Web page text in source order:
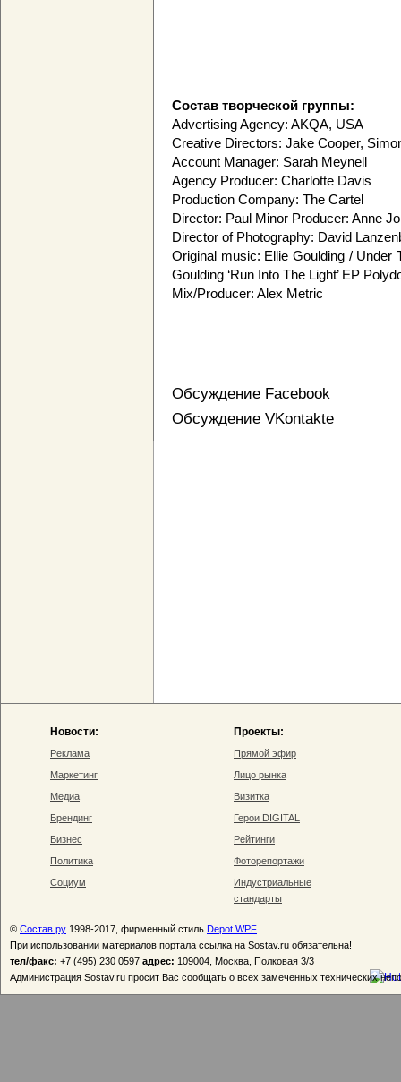
Состав творческой группы:
Advertising Agency: AKQA, USA
Creative Directors: Jake Cooper,
Account Manager: Sarah Meynell
Agency Producer: Charlotte Davis
Production Company: The Cartel
Director: Paul Minor Producer: Anne
Director of Photography: David
Original music: Ellie Goulding / Under
Goulding ‘Run Into The Light’ EP
Mix/Producer: Alex Metric
Обсуждение Facebook
Обсуждение VKontakte
Новости:
Реклама
Маркетинг
Медиа
Брендинг
Бизнес
Политика
Социум
Проекты:
Прямой эфир
Лицо рынка
Визитка
Герои DIGITAL
Рейтинги
Фоторепортажи
Индустриальные
стандарты
© Состав.ру 1998-2017, фирменный стиль Depot WPF
При использовании материалов портала ссылка на Sostav.ru обязательна!
тел/факс: +7 (495) 230 0597 адрес: 109004, Москва, Полковая 3/3
Администрация Sostav.ru просит Вас сообщать о всех замеченных технических